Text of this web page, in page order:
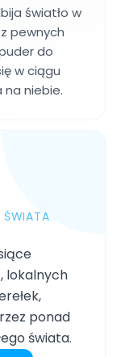
światło w
pewnych
do
w ciągu
na niebie.
ŚWIATA
lokalnych
ponad
świata.